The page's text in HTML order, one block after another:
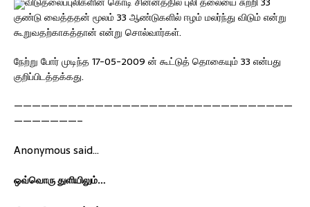
குண்டு வைத்ததன் மூலம் 33 ஆண்டுகளில் ஈழம் மலர்ந்து விடும் என்று
கூறுவதற்காகத்தான் என்று சொல்வார்கள்.
நேற்று போர் முடிந்த 17-05-2009 ன் கூட்டுத் தொகையும் 33 என்பது
குறிப்பிடத்தக்கது.
———————————————————————————————
———————–
Anonymous said…
ஒவ்வொரு துளியிலும்…